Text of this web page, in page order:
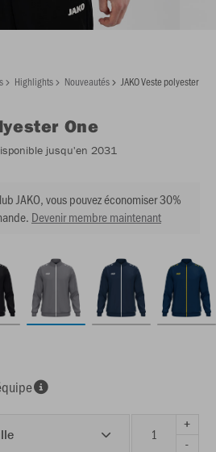
Highlights Nouveautés JAKO Veste polyester One
One
jusqu'en 2031
JAKO, vous pouvez économiser 30%
Devenir membre maintenant
+
-